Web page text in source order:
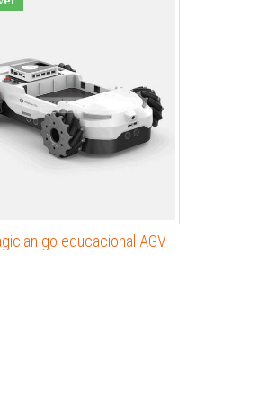
go educacional AGV